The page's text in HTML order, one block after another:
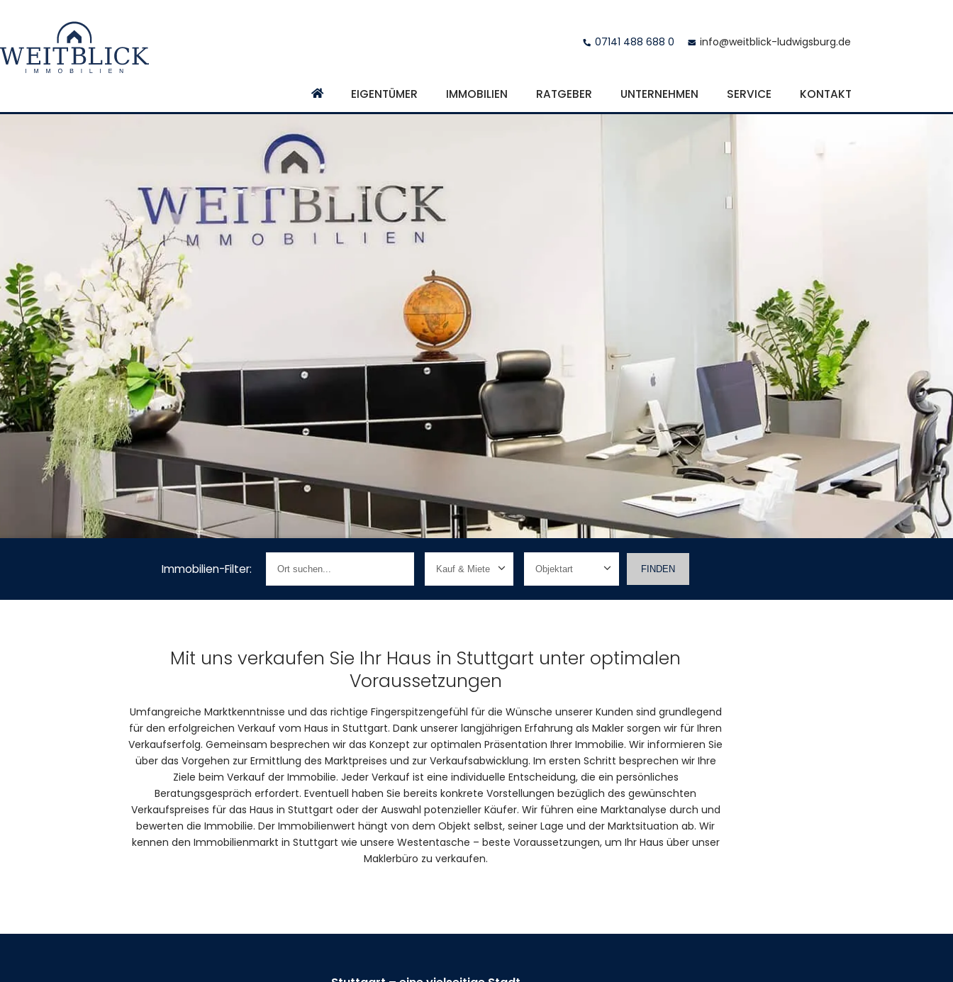
07141 488 688 0 info@weitblick-ludwigsburg.de
EIGENTÜMER IMMOBILIEN RATGEBER UNTERNEHMEN SERVICE KONTAKT
HAUS VERKAUFEN IN
STUTTGART
Immobilien-Filter: FINDEN
Mit uns verkaufen Sie Ihr Haus in Stuttgart unter optimalen
Voraussetzungen
Umfangreiche Marktkenntnisse und das richtige Fingerspitzengefühl für die Wünsche unserer Kunden sind grundlegend
für den erfolgreichen Verkauf vom Haus in Stuttgart. Dank unserer langjährigen Erfahrung als Makler sorgen wir für Ihren
Verkaufserfolg. Gemeinsam besprechen wir das Konzept zur optimalen Präsentation Ihrer Immobilie. Wir informieren Sie
über das Vorgehen zur Ermittlung des Marktpreises und zur Verkaufsabwicklung. Im ersten Schritt besprechen wir Ihre
Ziele beim Verkauf der Immobilie. Jeder Verkauf ist eine individuelle Entscheidung, die ein persönliches
Beratungsgespräch erfordert. Eventuell haben Sie bereits konkrete Vorstellungen bezüglich des gewünschten
Verkaufspreises für das Haus in Stuttgart oder der Auswahl potenzieller Käufer. Wir führen eine Marktanalyse durch und
bewerten die Immobilie. Der Immobilienwert hängt von dem Objekt selbst, seiner Lage und der Marktsituation ab. Wir
kennen den Immobilienmarkt in Stuttgart wie unsere Westentasche – beste Voraussetzungen, um Ihr Haus über unser
Maklerbüro zu verkaufen.